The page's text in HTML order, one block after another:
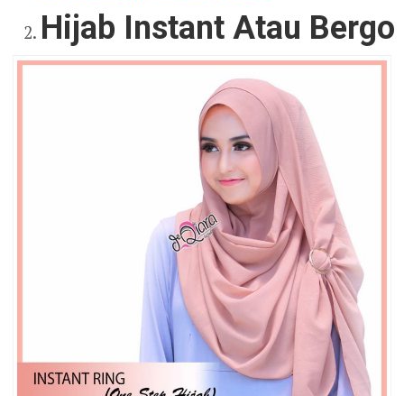
Hijab Instant Atau Bergo